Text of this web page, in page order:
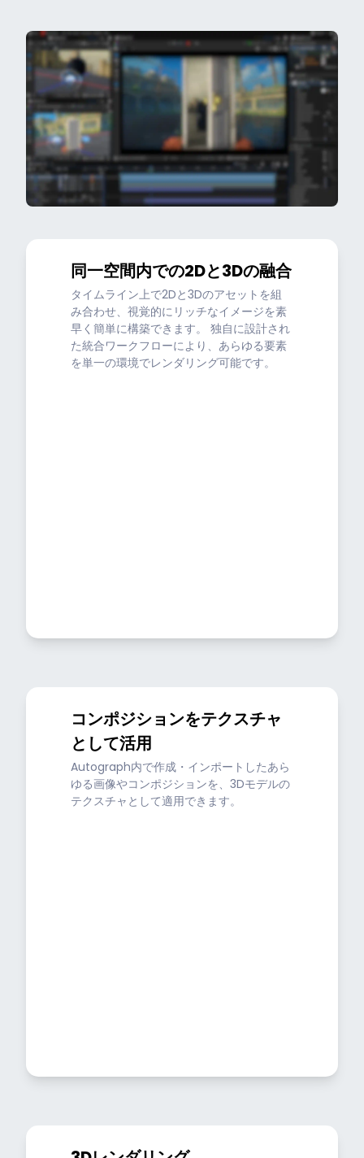
同一空間内での2Dと3Dの融合
タイムライン上で2Dと3Dのアセットを組
み合わせ、視覚的にリッチなイメージを素
早く簡単に構築できます。 独自に設計され
た統合ワークフローにより、あらゆる要素
を単一の環境でレンダリング可能です。
コンポジションをテクスチャ
として活用
Autograph内で作成・インポートしたあら
ゆる画像やコンポジションを、3Dモデルの
テクスチャとして適用できます。